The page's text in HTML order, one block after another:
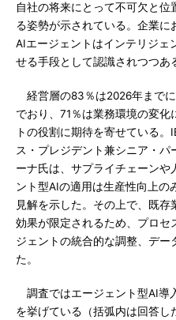
自社の将来にとって不可欠と
る姿勢が示されている。企業に
AIエージェントはインテリジェ
せる手段として認識されつつあ
経営層の83％は2026年まで
でおり、71％は業務環境の変
トの役割に期待を寄せている
ス・プレジデント兼シニア・
ーナ氏は、サプライチェーンや
ント型AIの適用は生産性向上
見解を示した。その上で、既
効果が限定されるため、プロセ
ジェントの統合的な調整、デー
た。
調査ではエージェント型AI導
を挙げている（括弧内は回答し